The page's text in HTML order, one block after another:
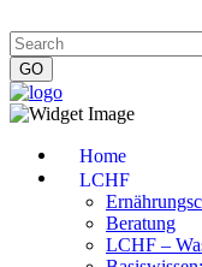
Home
LCHF
Beratung
LCHF –